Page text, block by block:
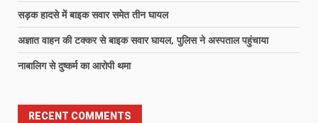
सड़क हादसे में बाइक सवार समेत तीन घायल
अज्ञात वाहन की टक्कर से बाइक सवार घायल, पुलिस ने अस्पताल पहुंचाया
नाबालिग से दुष्कर्म का आरोपी थमा
RECENT COMMENTS